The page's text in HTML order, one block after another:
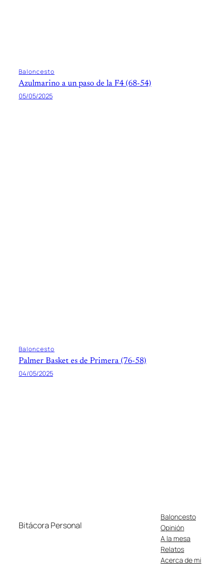
Baloncesto
Azulmarino a un paso de la F4 (68-54)
05/05/2025
Baloncesto
Palmer Basket es de Primera (76-58)
04/05/2025
Bitácora Personal
Baloncesto
Opinión
A la mesa
Relatos
Acerca de mi